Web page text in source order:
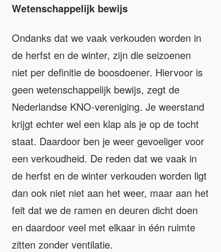
Wetenschappelijk bewijs
Ondanks dat we vaak verkouden worden in
de herfst en de winter, zijn die seizoenen
niet per definitie de boosdoener. Hiervoor is
geen wetenschappelijk bewijs, zegt de
Nederlandse KNO-vereniging. Je weerstand
krijgt echter wel een klap als je op de tocht
staat. Daardoor ben je weer gevoeliger voor
een verkoudheid. De reden dat we vaak in
de herfst en de winter verkouden worden ligt
dan ook niet niet aan het weer, maar aan het
feit dat we de ramen en deuren dicht doen
en daardoor veel met elkaar in één ruimte
zitten zonder ventilatie.